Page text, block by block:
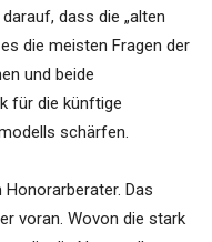
dass die „alten
die meisten Fragen der
und beide
für die künftige
schärfen.
Das
voran. Wovon die stark